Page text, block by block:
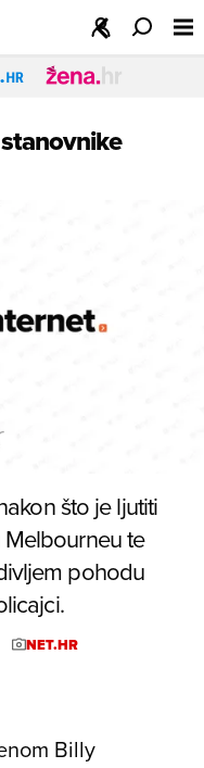
što je ljutiti
te
pohodu
NET.HR
Billy